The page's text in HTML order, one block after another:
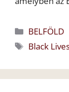
Kategória
BELFÖLD
Címkék
Black